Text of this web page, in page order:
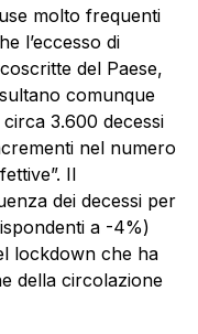
molto frequenti
l’eccesso di
del Paese,
comunque
3.600 decessi
nel numero
Il
dei decessi per
a -4%)
lockdown che ha
della circolazione